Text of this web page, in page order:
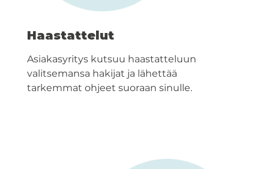
Haastattelut
Asiakasyritys kutsuu haastatteluun
valitsemansa hakijat ja lähettää
tarkemmat ohjeet suoraan sinulle.